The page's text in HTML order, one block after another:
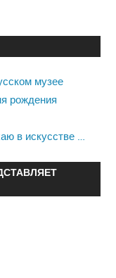
музее
рождения
в искусстве …